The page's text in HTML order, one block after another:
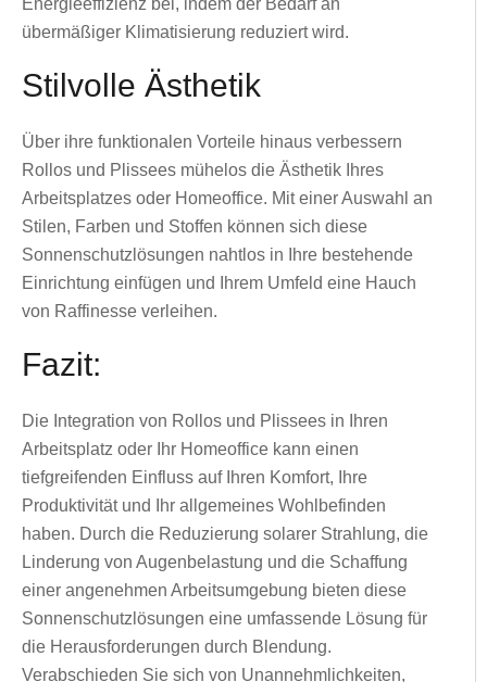
übermäßiger Klimatisierung reduziert wird.
Stilvolle Ästhetik
Über ihre funktionalen Vorteile hinaus verbessern
Rollos und Plissees mühelos die Ästhetik Ihres
Arbeitsplatzes oder Homeoffice. Mit einer Auswahl an
Stilen, Farben und Stoffen können sich diese
Sonnenschutzlösungen nahtlos in Ihre bestehende
Einrichtung einfügen und Ihrem Umfeld eine Hauch
von Raffinesse verleihen.
Fazit:
Die Integration von Rollos und Plissees in Ihren
Arbeitsplatz oder Ihr Homeoffice kann einen
tiefgreifenden Einfluss auf Ihren Komfort, Ihre
Produktivität und Ihr allgemeines Wohlbefinden
haben. Durch die Reduzierung solarer Strahlung, die
Linderung von Augenbelastung und die Schaffung
einer angenehmen Arbeitsumgebung bieten diese
Sonnenschutzlösungen eine umfassende Lösung für
die Herausforderungen durch Blendung.
Verabschieden Sie sich von Unannehmlichkeiten,